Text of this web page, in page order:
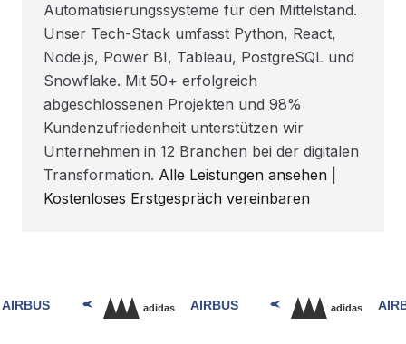
Automatisierungssysteme für den Mittelstand.
Unser Tech-Stack umfasst Python, React,
Node.js, Power BI, Tableau, PostgreSQL und
Snowflake. Mit 50+ erfolgreich
abgeschlossenen Projekten und 98%
Kundenzufriedenheit unterstützen wir
Unternehmen in 12 Branchen bei der digitalen
Transformation. Alle Leistungen ansehen
Kostenloses Erstgespräch vereinbaren